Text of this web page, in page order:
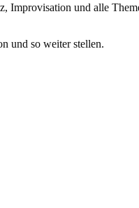
Improvisation und alle
und so weiter stellen.